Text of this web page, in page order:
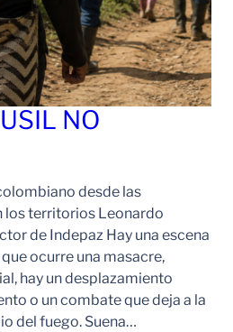
NO
desde las
los territorios Leonardo
de Indepaz Hay una escena
ocurre una masacre,
hay un desplazamiento
o un combate que deja a la
del fuego. Suena…